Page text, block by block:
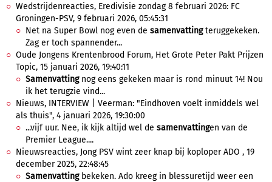
Wedstrijdenreacties, Eredivisie zondag 8 februari 2026: FC
Groningen-PSV, 9 februari 2026, 05:45:31
Net na Super Bowl nog even de samenvattingteruggekeken.
Zag er toch spannender...
Oude Jongens Krentenbrood Forum, Het Grote Peter Pakt Prijzen
Topic, 15 januari 2026, 19:40:11
Samenvattingnog eens gekeken maar is rond minuut 14! Nou
ik het terugzie vind...
Nieuws, INTERVIEW | Veerman: "Eindhoven voelt inmiddels wel
als thuis", 4 januari 2026, 19:30:00
...vijf uur. Nee, ik kijk altijd wel de samenvattingen van de
Premier League....
Nieuwsreacties, Jong PSV wint zeer knap bij koploper ADO , 19
december 2025, 22:48:45
Samenvattingbekeken. Ado kreeg in blessuretijd weer een